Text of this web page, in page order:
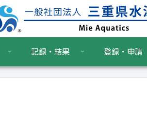
記録・結果 登録・申請